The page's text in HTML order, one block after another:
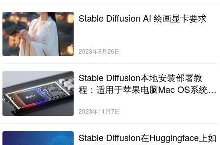
Stable Diffusion AI 绘画显卡要求
2023年8月26日
Stable Diffusion本地安装部署教
程：适用于苹果电脑Mac OS系统M
2023年11月7日
Stable Diffusion在Huggingface上如